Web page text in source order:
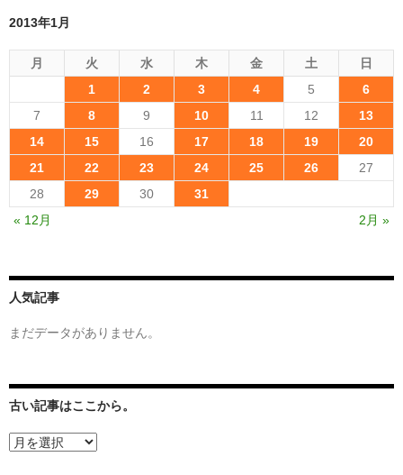
2013年1月
月 火 水 木 金 土
日
1
2 3 4 5
6
7
8 9 10 11 12
13
14
15 16 17 18 19
20
21
22 23 24 25 26
27
28
29 30
31
« 12月
2月 »
人気記事
まだデータがありません。
古い記事はここから。
古
い